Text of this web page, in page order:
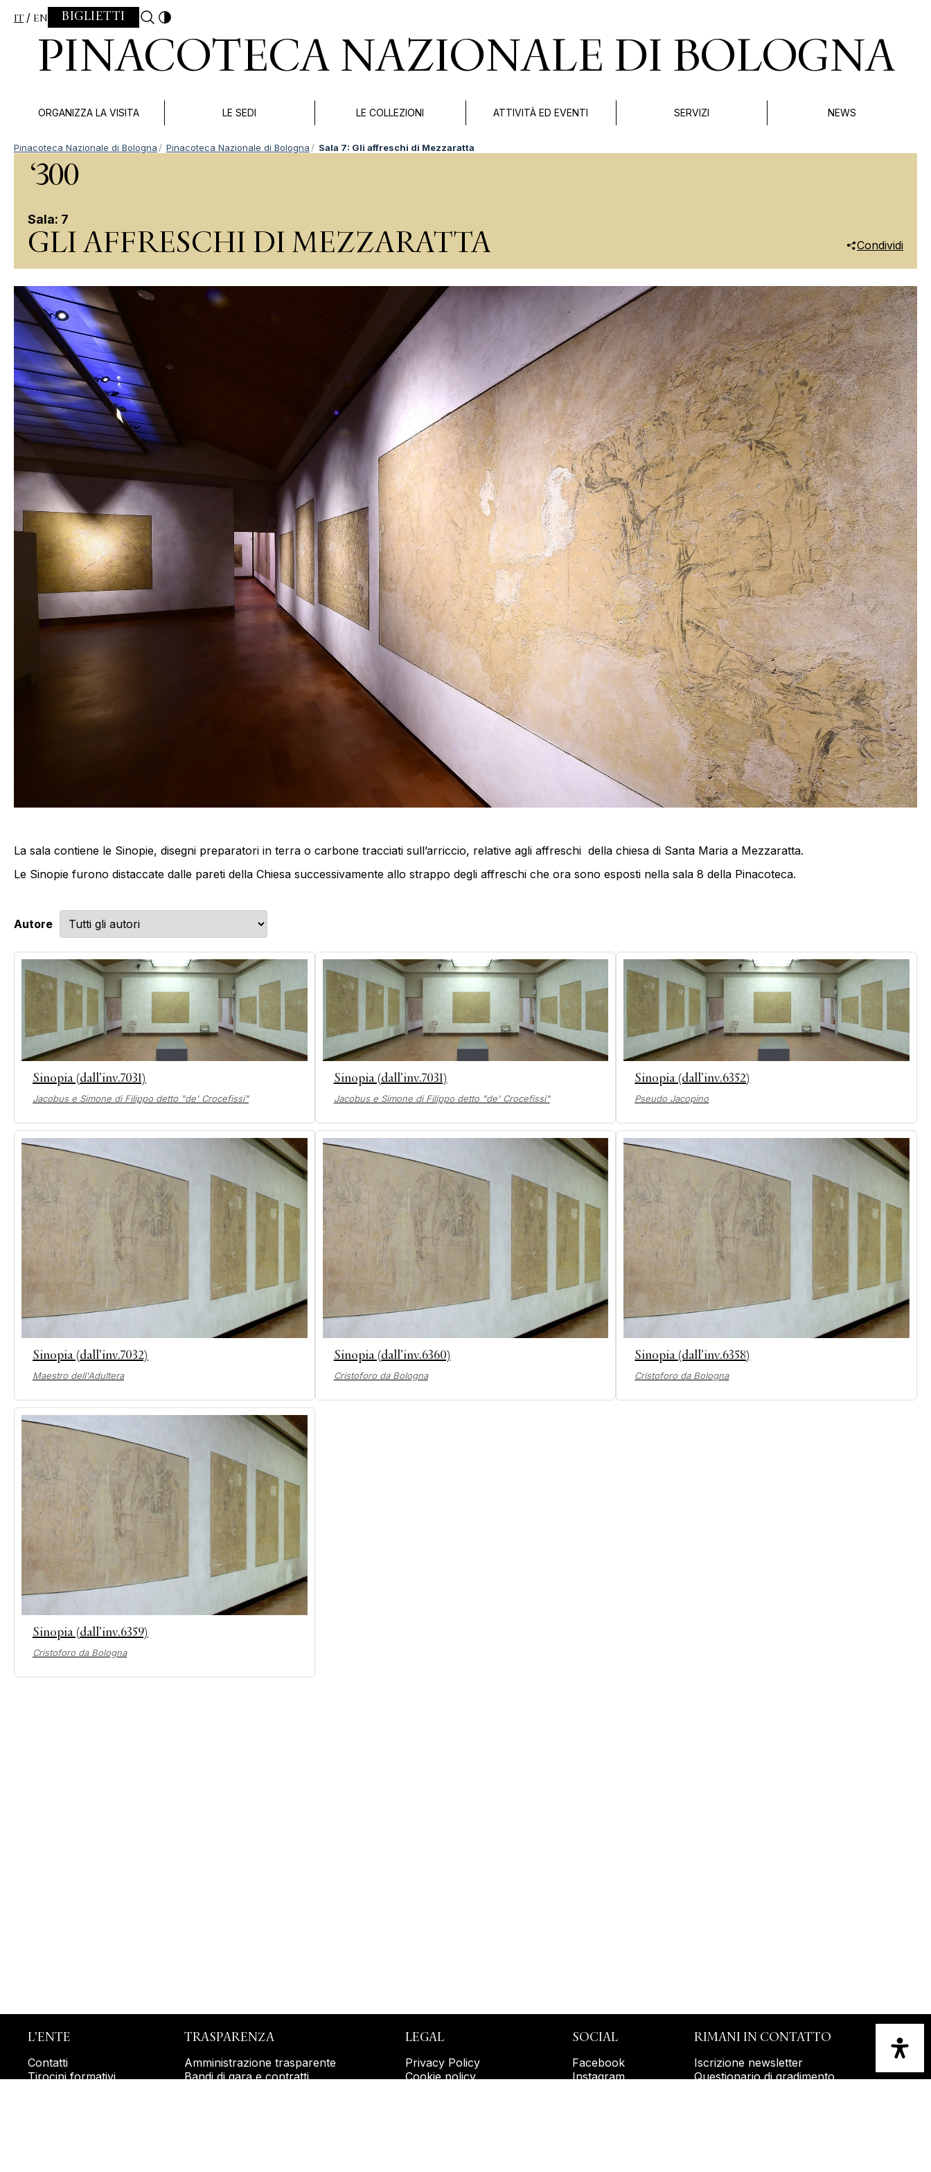
Skip to content
IT EN BIGLIETTI
PINACOTECA NAZIONALE DI BOLOGNA
ORGANIZZA LA VISITA LE SEDI LE COLLEZIONI ATTIVITÀ ED EVENTI SERVIZI NEWS
Pinacoteca Nazionale di Bologna Pinacoteca Nazionale di Bologna Sala 7: Gli affreschi di Mezzaratta
‘300
Sala: 7
GLI AFFRESCHI DI MEZZARATTA Condividi
La sala contiene le Sinopie, disegni preparatori in terra o carbone tracciati sull’arriccio, relative agli affreschi della chiesa di Santa Maria a Mezzaratta.
Le Sinopie furono distaccate dalle pareti della Chiesa successivamente allo strappo degli affreschi che ora sono esposti nella sala 8 della Pinacoteca.
Autore
Sinopia (dall’inv.7031)
Jacobus e Simone di Filippo detto "de' Crocefissi"
Sinopia (dall’inv.7031)
Jacobus e Simone di Filippo detto "de' Crocefissi"
Sinopia (dall’inv.6352)
Pseudo Jacopino
Sinopia (dall’inv.7032)
Maestro dell'Adultera
Sinopia (dall’inv.6360)
Cristoforo da Bologna
Sinopia (dall’inv.6358)
Cristoforo da Bologna
Sinopia (dall’inv.6359)
Cristoforo da Bologna
L’ENTE
Contatti
Tirocini formativi
TRASPARENZA
Amministrazione trasparente
Bandi di gara e contratti
LEGAL
Privacy Policy
Cookie policy
SOCIAL
Facebook
Instagram
RIMANI IN CONTATTO
Iscrizione newsletter
Questionario di gradimento